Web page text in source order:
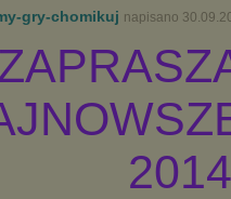
pod adresem
gry-chomikuj napisano
2014